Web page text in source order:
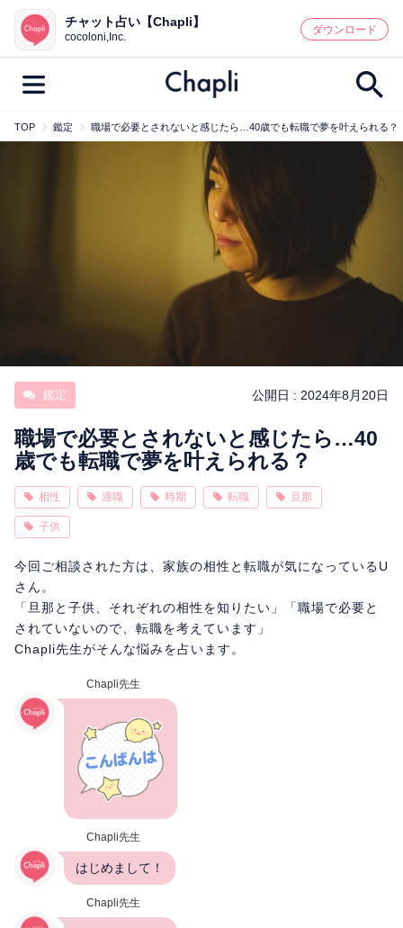
鑑定記事・占い師検索
最新記事一覧
キャンペーン
今週の運勢 彼氏 片思い 結婚
相性
チャット占い【Chapli】
cocoloni,Inc.
ダウンロード
TOP 鑑定 職場で必要とされないと感じたら…40歳でも転職で夢を叶えられる？
鑑定 公開日 : 2024年8月20日
職場で必要とされないと感じたら…40
歳でも転職で夢を叶えられる？
相性 適職 時期 転職 旦那
子供
今回ご相談された方は、家族の相性と転職が気になっているU
さん。
「旦那と子供、それぞれの相性を知りたい」「職場で必要と
されていないので、転職を考えています」
Chapli先生がそんな悩みを占います。
Chapli先生
Chapli先生
はじめまして！
Chapli先生